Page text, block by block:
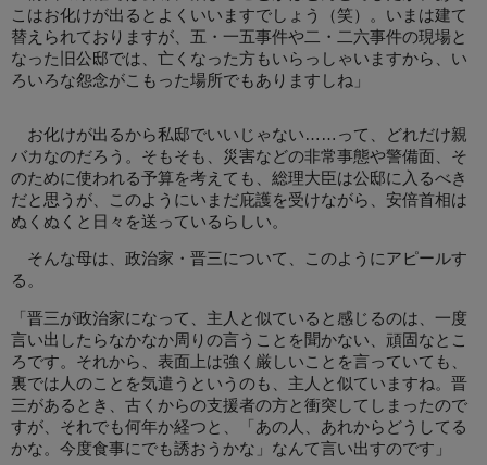
こはお化けが出るとよくいいますでしょう（笑）。いまは建て
替えられておりますが、五・一五事件や二・二六事件の現場と
なった旧公邸では、亡くなった方もいらっしゃいますから、い
ろいろな怨念がこもった場所でもありますしね」
お化けが出るから私邸でいいじゃない……って、どれだけ親
バカなのだろう。そもそも、災害などの非常事態や警備面、そ
のために使われる予算を考えても、総理大臣は公邸に入るべき
だと思うが、このようにいまだ庇護を受けながら、安倍首相は
ぬくぬくと日々を送っているらしい。
そんな母は、政治家・晋三について、このようにアピールす
る。
「晋三が政治家になって、主人と似ていると感じるのは、一度
言い出したらなかなか周りの言うことを聞かない、頑固なとこ
ろです。それから、表面上は強く厳しいことを言っていても、
裏では人のことを気遣うというのも、主人と似ていますね。晋
三があるとき、古くからの支援者の方と衝突してしまったので
すが、それでも何年か経つと、「あの人、あれからどうしてる
かな。今度食事にでも誘おうかな」なんて言い出すのです」